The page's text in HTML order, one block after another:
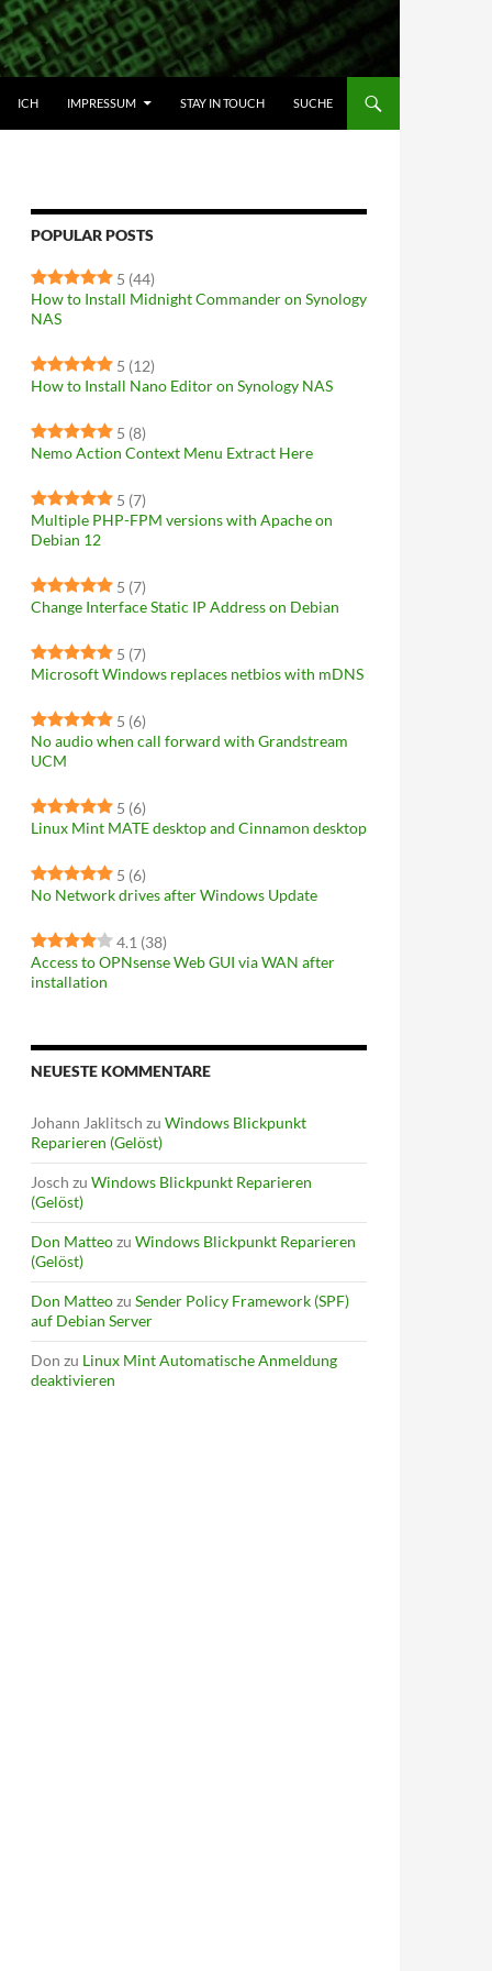
ICH IMPRESSUM STAY IN TOUCH SUCHE
POPULAR POSTS
5 (44)
How to Install Midnight Commander on Synology
NAS
5 (12)
How to Install Nano Editor on Synology NAS
5 (8)
Nemo Action Context Menu Extract Here
5 (7)
Multiple PHP-FPM versions with Apache on
Debian 12
5 (7)
Change Interface Static IP Address on Debian
5 (7)
Microsoft Windows replaces netbios with mDNS
5 (6)
No audio when call forward with Grandstream
UCM
5 (6)
Linux Mint MATE desktop and Cinnamon desktop
5 (6)
No Network drives after Windows Update
4.1 (38)
Access to OPNsense Web GUI via WAN after
installation
NEUESTE KOMMENTARE
Johann Jaklitsch zu Windows Blickpunkt
Reparieren (Gelöst)
Josch zu Windows Blickpunkt Reparieren
(Gelöst)
Don Matteozu Windows Blickpunkt Reparieren
(Gelöst)
Don Matteozu Sender Policy Framework (SPF)
auf Debian Server
Don zu Linux Mint Automatische Anmeldung
deaktivieren